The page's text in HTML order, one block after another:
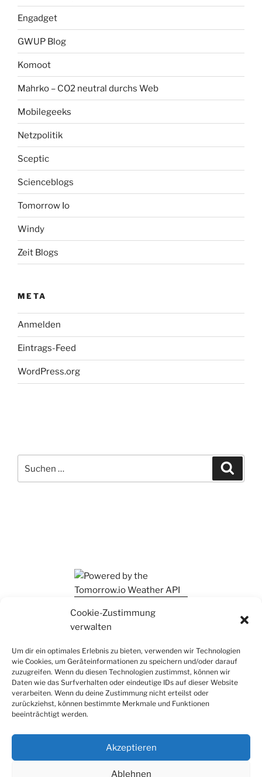
Cookie-Zustimmung
verwalten
Um dir ein optimales Erlebnis zu bieten, verwenden wir Technologien
wie Cookies, um Geräteinformationen zu speichern und/oder darauf
zuzugreifen. Wenn du diesen Technologien zustimmst, können wir
Daten wie das Surfverhalten oder eindeutige IDs auf dieser Website
verarbeiten. Wenn du deine Zustimmung nicht erteilst oder
zurückziehst, können bestimmte Merkmale und Funktionen
beeinträchtigt werden.
Akzeptieren
Ablehnen
Engadget
GWUP Blog
Komoot
Mahrko – CO2 neutral durchs Web
Mobilegeeks
Netzpolitik
Sceptic
Scienceblogs
Tomorrow Io
Windy
Zeit Blogs
META
Anmelden
Eintrags-Feed
WordPress.org
nach: